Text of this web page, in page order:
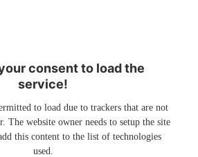
consent to load the
service!
to load due to trackers that are not
The website owner needs to setup the site
this content to the list of technologies
used.